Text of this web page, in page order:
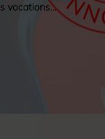
vocations…